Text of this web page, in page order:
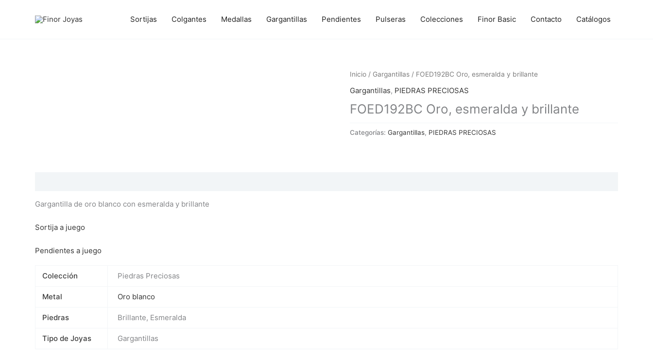
Sortijas Colgantes Medallas Gargantillas Pendientes Pulseras Colecciones Finor Basic Contacto Catálogos
Inicio / Gargantillas / FOED192BC Oro, esmeralda y brillante
Gargantillas, PIEDRAS PRECIOSAS
FOED192BC Oro, esmeralda y brillante
Categorías: Gargantillas, PIEDRAS PRECIOSAS
Gargantilla de oro blanco con esmeralda y brillante
Sortija a juego
Pendientes a juego
Colección Piedras Preciosas
Metal Oro blanco
Piedras Brillante, Esmeralda
Tipo de Joyas Gargantillas